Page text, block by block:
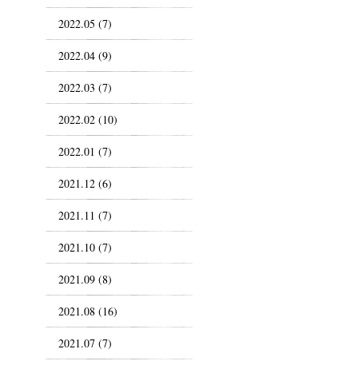
2022.05 (7)
2022.04 (9)
2022.03 (7)
2022.02 (10)
2022.01 (7)
2021.12 (6)
2021.11 (7)
2021.10 (7)
2021.09 (8)
2021.08 (16)
2021.07 (7)